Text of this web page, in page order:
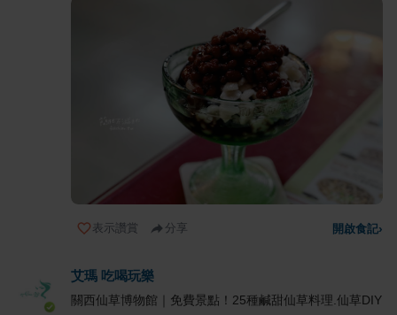
表示讚賞 分享 開啟食記›
艾瑪 吃喝玩樂
關西仙草博物館｜免費景點！25種鹹甜仙草料理.仙草DIY